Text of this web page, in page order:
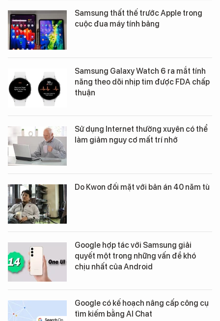
Samsung thất thế trước Apple trong
cuộc đua máy tính bảng
Samsung Galaxy Watch 6 ra mắt tính
năng theo dõi nhịp tim được FDA chấp
thuận
Sử dụng Internet thường xuyên có thể
làm giảm nguy cơ mất trí nhớ
Do Kwon đối mặt với bản án 40 năm tù
Google hợp tác với Samsung giải
quyết một trong những vấn đề khó
chịu nhất của Android
Google có kế hoạch nâng cấp công cụ
tìm kiếm bằng AI Chat